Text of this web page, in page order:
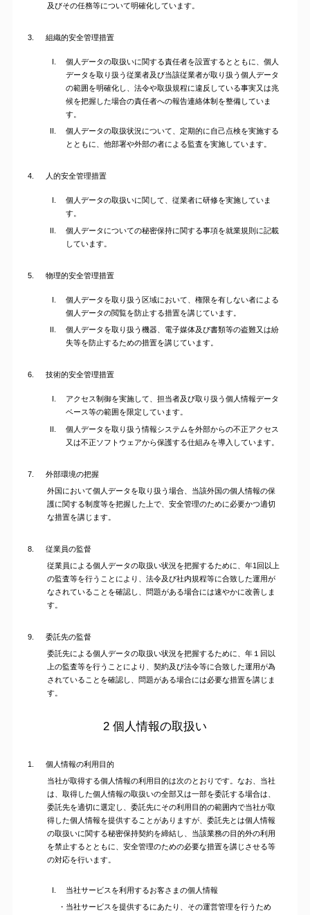
及びその任務等について明確化しています。
3. 組織的安全管理措置
個人データの取扱いに関する責任者を設置するとともに、個人
データを取り扱う従業者及び当該従業者が取り扱う個人データ
の範囲を明確化し、法令や取扱規程に違反している事実又は兆
候を把握した場合の責任者への報告連絡体制を整備していま
す。
個人データの取扱状況について、定期的に自己点検を実施する
とともに、他部署や外部の者による監査を実施しています。
4. 人的安全管理措置
個人データの取扱いに関して、従業者に研修を実施していま
す。
個人データについての秘密保持に関する事項を就業規則に記載
しています。
5. 物理的安全管理措置
個人データを取り扱う区域において、権限を有しない者による
個人データの閲覧を防止する措置を講じています。
個人データを取り扱う機器、電子媒体及び書類等の盗難又は紛
失等を防止するための措置を講じています。
6. 技術的安全管理措置
アクセス制御を実施して、担当者及び取り扱う個人情報データ
ベース等の範囲を限定しています。
個人データを取り扱う情報システムを外部からの不正アクセス
又は不正ソフトウェアから保護する仕組みを導入しています。
7.
外部環境の把握
外国において個人データを取り扱う場合、当該外国の個人情報の保
護に関する制度等を把握した上で、安全管理のために必要かつ適切
な措置を講じます。
8.
従業員の監督
従業員による個人データの取扱い状況を把握するために、年1回以上
の監査等を行うことにより、法令及び社内規程等に合致した運用が
なされていることを確認し、問題がある場合には速やかに改善しま
す。
9.
委託先の監督
委託先による個人データの取扱い状況を把握するために、年１回以
上の監査等を行うことにより、契約及び法令等に合致した運用が為
されていることを確認し、問題がある場合には必要な措置を講じま
す。
2 個人情報の取扱い
1.
個人情報の利用目的
当社が取得する個人情報の利用目的は次のとおりです。なお、当社
は、取得した個人情報の取扱いの全部又は一部を委託する場合は、
委託先を適切に選定し、委託先にその利用目的の範囲内で当社が取
得した個人情報を提供することがありますが、委託先とは個人情報
の取扱いに関する秘密保持契約を締結し、当該業務の目的外の利用
を禁止するとともに、安全管理のための必要な措置を講じさせる等
の対応を行います。
当社サービスを利用するお客さまの個人情報
・当社サービスを提供するにあたり、その運営管理を行うため